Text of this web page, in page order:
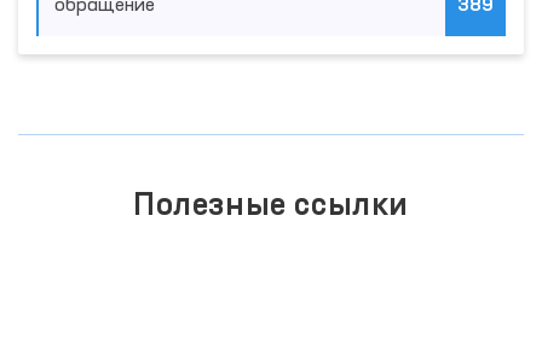
обращение 389
Полезные ссылки